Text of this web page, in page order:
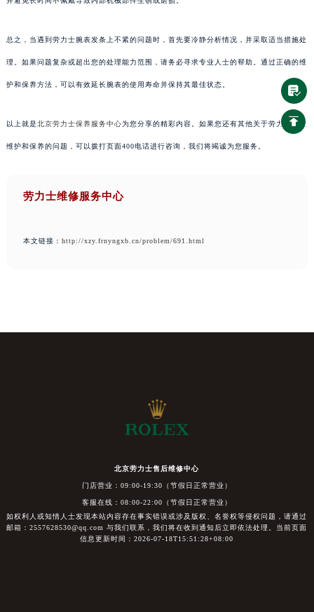
总之，当遇到劳力士腕表发条上不紧的问题时，首先要冷静分析情况，并采取适当措施处
理。如果问题复杂或超出您的处理能力范围，请务必寻求专业人士的帮助。通过正确的维
护和保养方法，可以有效延长腕表的使用寿命并保持其最佳状态。
以上就是北京劳力士保养服务中心为您分享的精彩内容。如果您还有其他关于劳力士手表
维护和保养的问题，可以拨打页面400电话进行咨询，我们将竭诚为您服务。
劳力士维修服务中心
本文链接： http://xzy.frnyngxb.cn/problem/691.html
北京劳力士售后维修中心
门店营业：09:00-19:30（节假日正常营业）
客服在线：08:00-22:00（节假日正常营业）
如权利人或知情人士发现本站内容存在事实错误或涉及版权、名誉权等侵权问题，请通过
邮箱：2557628530@qq.com 与我们联系，我们将在收到通知后立即依法处理。当前页面
信息更新时间：2026-07-18T15:51:28+08:00